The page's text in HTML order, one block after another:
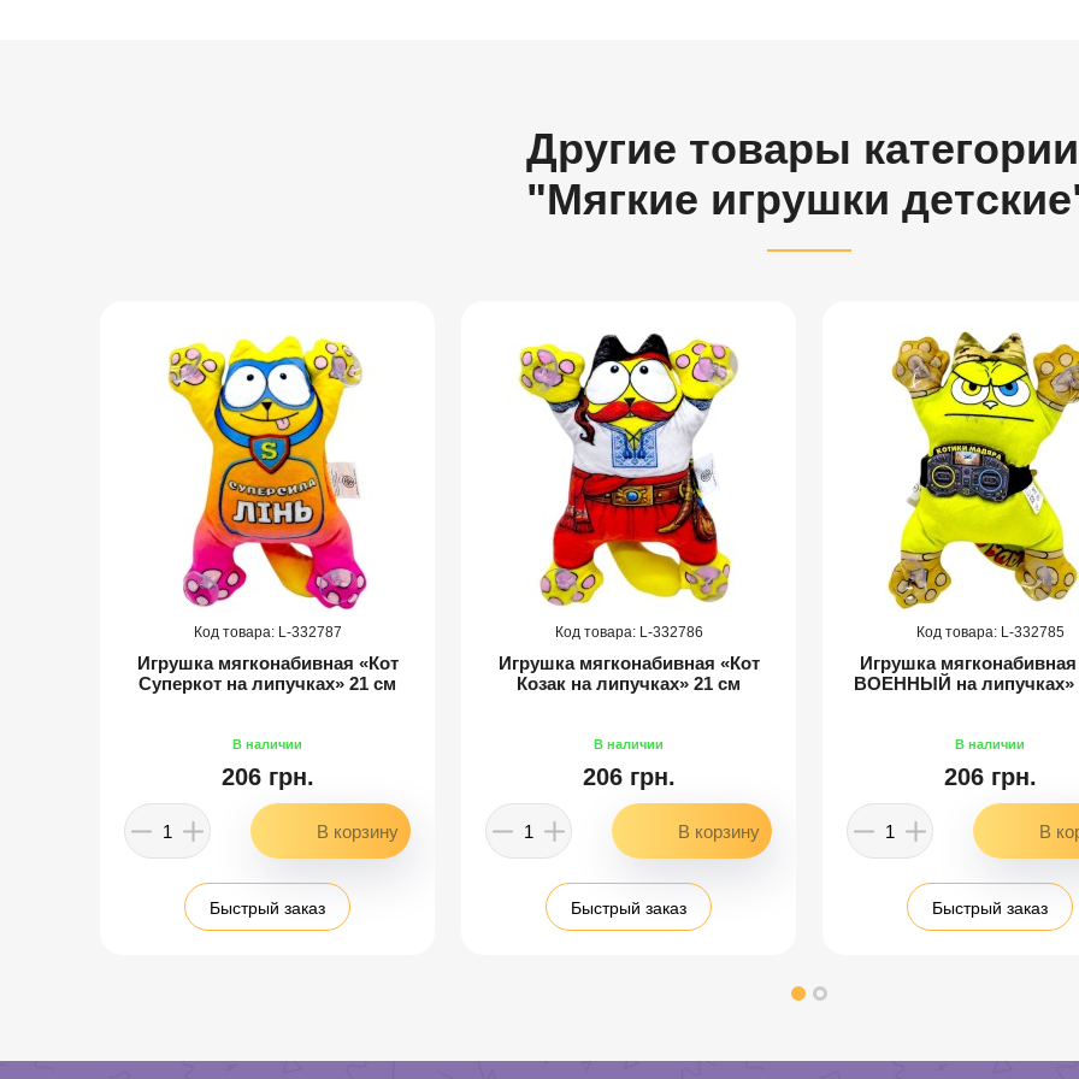
Другие товары
"Мягкие игрушки
332787
Игрушка мягконабивная «Кот
Суперкот на липучках» 21 см
206 грн.
Быстрый заказ
332786
Игрушка мягконабивная «Кот
Козак на липучках» 21 см
206 грн.
Быстрый заказ
332785
Игрушка мягконабивная
ВОЕННЫЙ на липучках»
206 грн.
Быстрый заказ